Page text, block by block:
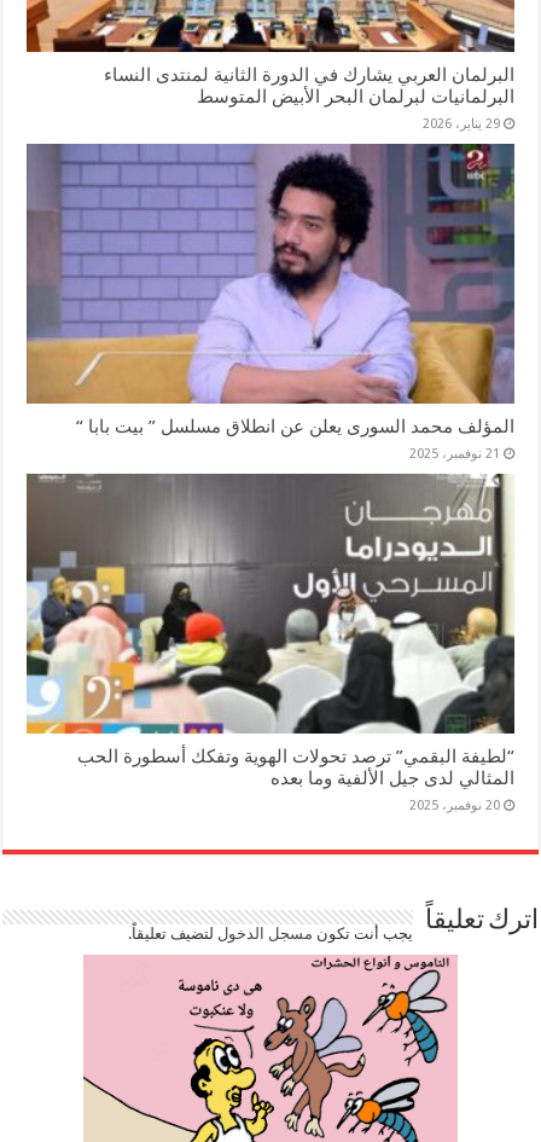
البرلمان العربي يشارك في الدورة الثانية لمنتدى النساء
البرلمانيات لبرلمان البحر الأبيض المتوسط
29 يناير، 2026
المؤلف محمد السورى يعلن عن انطلاق مسلسل ” بيت بابا “
21 نوفمبر، 2025
“لطيفة البقمي” ترصد تحولات الهوية وتفكك أسطورة الحب
المثالي لدى جيل الألفية وما بعده
20 نوفمبر، 2025
اترك تعليقاً يجب أنت تكون مسجل الدخوللتضيف تعليقاً.